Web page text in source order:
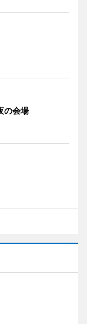
の会場